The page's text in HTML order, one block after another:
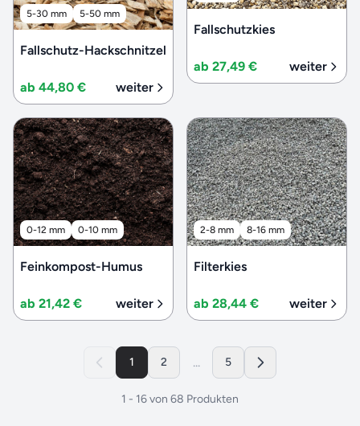
5-30 mm 5-50 mm
Fallschutz-Hackschnitzel
ab 44,80 € weiter
Fallschutzkies
ab 27,49 € weiter
0-12 mm 0-10 mm
Feinkompost-Humus
ab 21,42 € weiter
2-8 mm 8-16 mm
Filterkies
ab 28,44 € weiter
1 2 ... 5
1 - 16von 68 Produkten